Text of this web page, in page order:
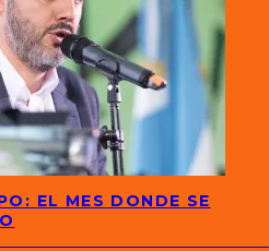
EL MES DONDE SE